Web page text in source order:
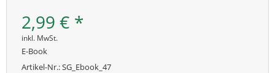
2,99 € *
inkl. MwSt.
E-Book
Artikel-Nr.:SG_Ebook_47